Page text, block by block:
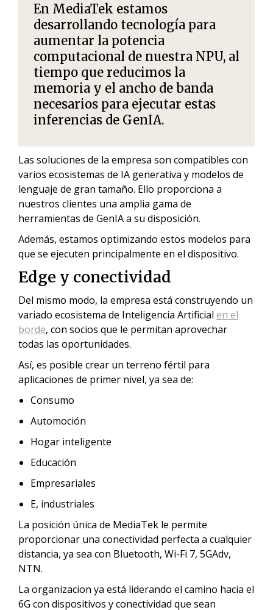
En MediaTek estamos
desarrollando tecnología para
aumentar la potencia
computacional de nuestra NPU, al
tiempo que reducimos la
memoria y el ancho de banda
necesarios para ejecutar estas
inferencias de GenIA.
Las soluciones de la empresa son compatibles con
varios ecosistemas de IA generativa y modelos de
lenguaje de gran tamaño. Ello proporciona a
nuestros clientes una amplia gama de
herramientas de GenIA a su disposición.
Además, estamos optimizando estos modelos para
que se ejecuten principalmente en el dispositivo.
Edge y conectividad
Del mismo modo, la empresa está construyendo un
variado ecosistema de Inteligencia Artificial en el
borde, con socios que le permitan aprovechar
todas las oportunidades.
Así, es posible crear un terreno fértil para
aplicaciones de primer nivel, ya sea de:
Consumo
Automoción
Hogar inteligente
Educación
Empresariales
E, industriales
La posición única de MediaTek le permite
proporcionar una conectividad perfecta a cualquier
distancia, ya sea con Bluetooth, Wi-Fi 7, 5GAdv,
NTN.
La organizacion ya está liderando el camino hacia el
6G con dispositivos y conectividad que sean